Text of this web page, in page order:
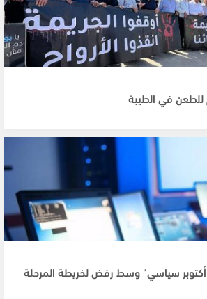
الشاباك يحذر من "7 أكتوبر سياسي" وسط رفض لخريطة المرحلة